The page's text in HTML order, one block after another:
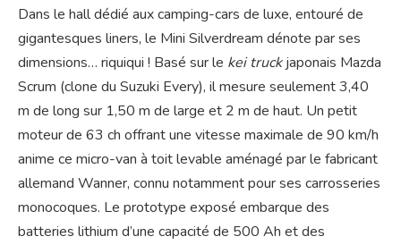
Dans le hall dédié aux camping-cars de luxe, entouré de
gigantesques liners, le Mini Silverdream dénote par ses
dimensions… riquiqui ! Basé sur le kei truckjaponais Mazda
Scrum (clone du Suzuki Every), il mesure seulement 3,40
m de long sur 1,50 m de large et 2 m de haut. Un petit
moteur de 63 ch offrant une vitesse maximale de 90 km/h
anime ce micro-van à toit levable aménagé par le fabricant
allemand Wanner, connu notamment pour ses carrosseries
monocoques. Le prototype exposé embarque des
batteries lithium d’une capacité de 500 Ah et des